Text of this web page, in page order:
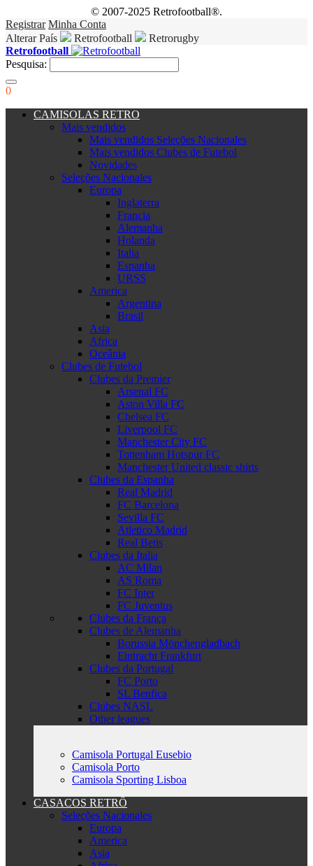
© 2007-2025 Retrofootball®.
Registrar Minha Conta
Alterar País
Retrofootball
Retrorugby
Retrofootball
Pesquisa:
0
CAMISOLAS RETRO
Mais vendidos
Mais vendidos Seleções Nacionales
Mais vendidos Clubes de Futebol
Novidades
Seleções Nacionales
Europa
Inglaterra
Francia
Alemanha
Holanda
Italia
Espanha
URSS
America
Argentina
Brasil
Asia
Africa
Oceânia
Clubes de Futebol
Clubes da Premier
Arsenal FC
Aston Villa FC
Chelsea FC
Liverpool FC
Manchester City FC
Tottenham Hotspur FC
Manchester United classic shirts
Clubes da Espanha
Real Madrid
FC Barcelona
Sevilla FC
Atletico Madrid
Real Betis
Clubes da Italia
AC Milan
AS Roma
FC Inter
FC Juventus
Clubes da França
Clubes de Alemanha
Borussia Mönchengladbach
Eintracht Frankfurt
Clubes da Portugal
FC Porto
SL Benfica
Clubes NASL
Other leagues
Camisola Portugal Eusebio
Camisola Porto
Camisola Sporting Lisboa
CASACOS RETRÔ
Seleções Nacionales
Europa
America
Asia